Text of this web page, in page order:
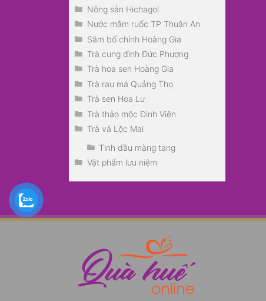
Nông sản Hichagol
Nước mắm ruốc TP Thuận An
Sâm bố chính Hoàng Gia
Trà cung đình Đức Phượng
Trà hoa sen Hoàng Gia
Trà rau má Quảng Thọ
Trà sen Hoa Lư
Trà thảo mộc Đình Viên
Trà vả Lộc Mai
Tinh dầu màng tang
Vật phẩm lưu niệm